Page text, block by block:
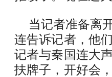
当记者准备离
连告诉记者，他
记者与秦国连大
扶牌子，开好会